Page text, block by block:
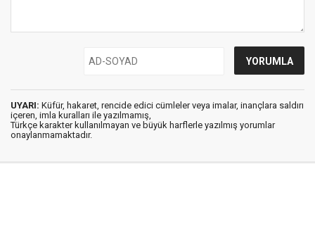
UYARI: Küfür, hakaret, rencide edici cümleler veya imalar, inançlara saldırı
içeren, imla kuralları ile yazılmamış,
Türkçe karakter kullanılmayan ve büyük harflerle yazılmış yorumlar
onaylanmamaktadır.